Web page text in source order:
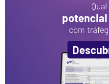
com